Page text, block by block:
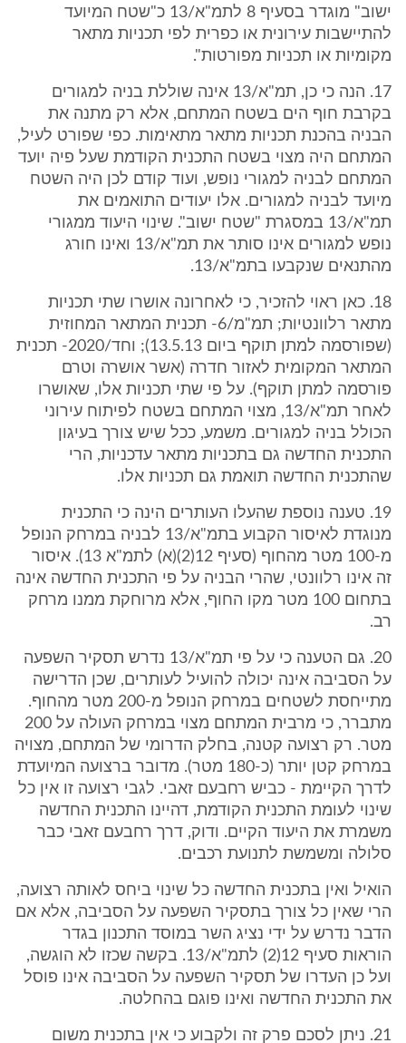
ישוב" מוגדר בסעיף 8 לתמ"א/13 כ"שטח המיועד
להתיישבות עירונית או כפרית לפי תכניות מתאר
מקומיות או תכניות מפורטות".
17. הנה כי כן, תמ"א/13 אינה שוללת בניה למגורים
בקרבת חוף הים בשטח המתחם, אלא רק מתנה את
הבניה בהכנת תכניות מתאר מתאימות. כפי שפורט לעיל,
המתחם היה מצוי בשטח התכנית הקודמת שעל פיה יועד
המתחם לבניה למגורי נופש, ועוד קודם לכן היה השטח
מיועד לבניה למגורים. אלו יעודים התואמים את
תמ"א/13 במסגרת "שטח ישוב". שינוי היעוד ממגורי
נופש למגורים אינו סותר את תמ"א/13 ואינו חורג
מהתנאים שנקבעו בתמ"א/13.
18. כאן ראוי להזכיר, כי לאחרונה אושרו שתי תכניות
מתאר רלוונטיות; תמ"מ/6- תכנית המתאר המחוזית
(שפורסמה למתן תוקף ביום 13.5.13); וחד/2020- תכנית
המתאר המקומית לאזור חדרה (אשר אושרה וטרם
פורסמה למתן תוקף). על פי שתי תכניות אלו, שאושרו
לאחר תמ"א/13, מצוי המתחם בשטח לפיתוח עירוני
הכולל בניה למגורים. משמע, ככל שיש צורך בעיגון
התכנית החדשה גם בתכניות מתאר עדכניות, הרי
שהתכנית החדשה תואמת גם תכניות אלו.
19. טענה נוספת שהעלו העותרים הינה כי התכנית
מנוגדת לאיסור הקבוע בתמ"א/13 לבניה במרחק הנופל
מ-100 מטר מהחוף (סעיף 12(2)(א) לתמ"א 13). איסור
זה אינו רלוונטי, שהרי הבניה על פי התכנית החדשה אינה
בתחום 100 מטר מקו החוף, אלא מרוחקת ממנו מרחק
רב.
20. גם הטענה כי על פי תמ"א/13 נדרש תסקיר השפעה
על הסביבה אינה יכולה להועיל לעותרים, שכן הדרישה
מתייחסת לשטחים במרחק הנופל מ-200 מטר מהחוף.
מתברר, כי מרבית המתחם מצוי במרחק העולה על 200
מטר. רק רצועה קטנה, בחלק הדרומי של המתחם, מצויה
במרחק קטן יותר (כ-180 מטר). מדובר ברצועה המיועדת
לדרך הקיימת - כביש רחבעם זאבי. לגבי רצועה זו אין כל
שינוי לעומת התכנית הקודמת, דהיינו התכנית החדשה
משמרת את היעוד הקיים. ודוק, דרך רחבעם זאבי כבר
סלולה ומשמשת לתנועת רכבים.
הואיל ואין בתכנית החדשה כל שינוי ביחס לאותה רצועה,
הרי שאין כל צורך בתסקיר השפעה על הסביבה, אלא אם
הדבר נדרש על ידי נציג השר במוסד התכנון בגדר
הוראות סעיף 12(2) לתמ"א/13. בקשה שכזו לא הוגשה,
ועל כן העדרו של תסקיר השפעה על הסביבה אינו פוסל
את התכנית החדשה ואינו פוגם בהחלטה.
21. ניתן לסכם פרק זה ולקבוע כי אין בתכנית משום